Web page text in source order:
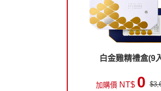
白金雞精禮盒(9
加購價NT$ 0